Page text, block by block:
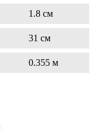
1.8 см
31 см
0.355 м